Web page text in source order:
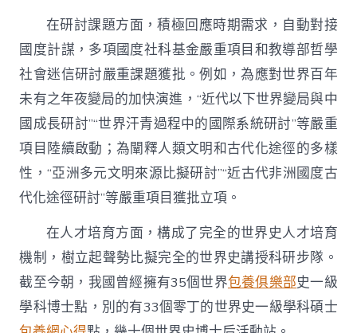
在研討課題方面，積極回應時期需求，自動對接
國度計謀，多項國度社科基金嚴重項目和教導部哲學
社會迷信研討嚴重課題獲批。例如，為應對世界百年
未有之年夜變局的加快演進，“近代以下世界變局與中
國成長研討”“世界汗青過程中的國際系統研討”等嚴重
項目陸續啟動；為闡釋人類文明和古代化途徑的多樣
性，“亞洲多元文明來源比擬研討”“近古代非洲國度古
代化途徑研討”等嚴重項目獲批立項。
在人才培育方面，構成了完全的世界史人才培育
機制，樹立起聲勢比擬完全的世界史講授科研步隊。
截至今朝，我國曾經擁有35個世界包養俱樂部史一級
學科博士點，別的有33個零丁的世界史一級學科碩士